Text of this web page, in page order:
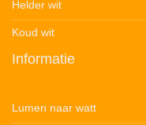
Helder wit
Koud wit
Informatie
Lumen naar watt